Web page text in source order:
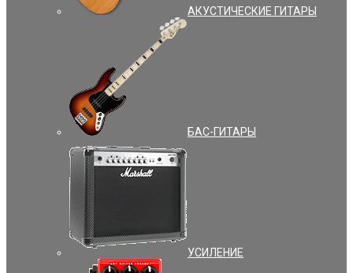
АКУСТИЧЕСКИЕ ГИТАРЫ
БАС-ГИТАРЫ
УCИЛЕНИЕ